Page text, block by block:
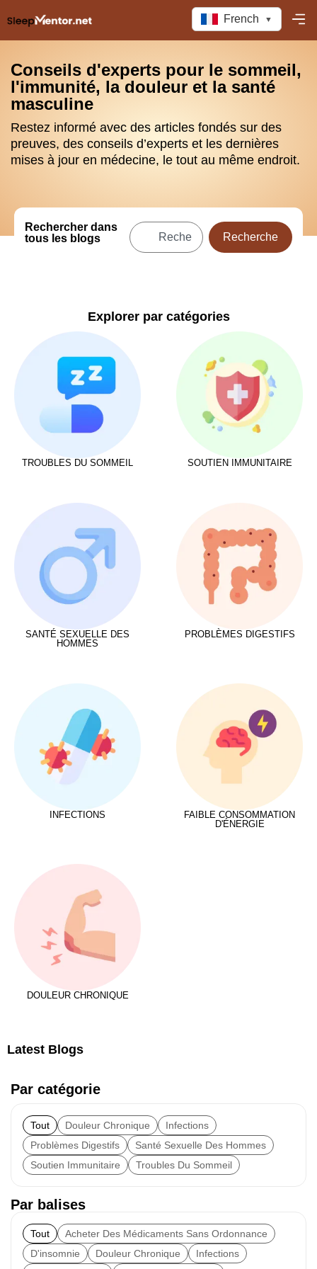
French ▼
Conseils d'experts pour le sommeil,
l'immunité, la douleur et la santé
masculine
Restez informé avec des articles fondés sur des
preuves, des conseils d’experts et les dernières
mises à jour en médecine, le tout au même endroit.
Rechercher dans
tous les blogs
Recherche
Explorer par catégories
TROUBLES DU SOMMEIL SOUTIEN IMMUNITAIRE
SANTÉ SEXUELLE DES
HOMMES
PROBLÈMES DIGESTIFS
INFECTIONS
FAIBLE CONSOMMATION
D'ÉNERGIE
DOULEUR CHRONIQUE
Latest Blogs
Par catégorie
Tout Douleur Chronique
Infections
Problèmes Digestifs
Santé Sexuelle Des Hommes
Soutien Immunitaire
Troubles Du Sommeil
Par balises
Tout
Acheter Des Médicaments Sans Ordonnance
D'insomnie
Douleur Chronique
Infections